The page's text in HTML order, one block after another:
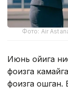
Фото: Air
Июнь ойига
фоизга
фоизга ошган.